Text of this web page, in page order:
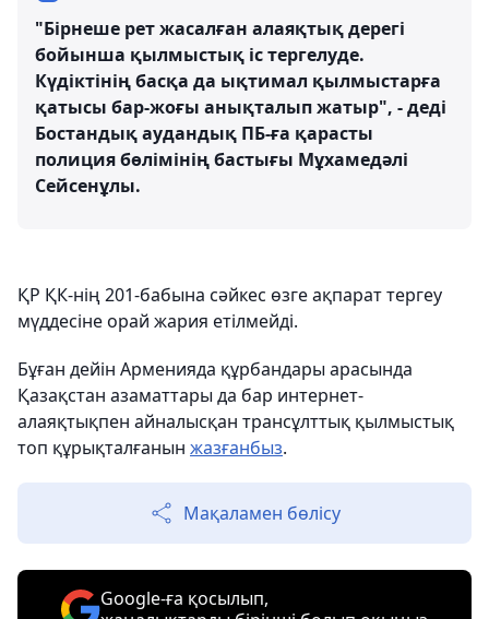
"Бірнеше рет жасалған алаяқтық дерегі
бойынша қылмыстық іс тергелуде.
Күдіктінің басқа да ықтимал қылмыстарға
қатысы бар-жоғы анықталып жатыр", - деді
Бостандық аудандық ПБ-ға қарасты
полиция бөлімінің бастығы Мұхамедәлі
Сейсенұлы.
ҚР ҚК-нің 201-бабына сәйкес өзге ақпарат тергеу
мүддесіне орай жария етілмейді.
Бұған дейін Арменияда құрбандары арасында
Қазақстан азаматтары да бар интернет-
алаяқтықпен айналысқан трансұлттық қылмыстық
топ құрықталғанын жазғанбыз.
Мақаламен бөлісу
Google-ға қосылып,